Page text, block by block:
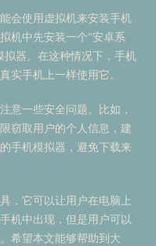
会使用虚拟机来安装手机
机中先安装一个“安卓系
拟器。在这种情况下，手机
实手机上一样使用它。
意一些安全问题。比如，
窃取用户的个人信息，建
手机模拟器，避免下载来
，它可以让用户在电脑上
机中出现，但是用户可以
希望本文能够帮助到大